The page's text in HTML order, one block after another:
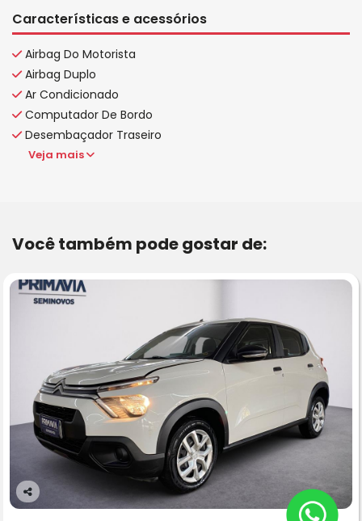
Características e acessórios
Airbag Do Motorista
Airbag Duplo
Ar Condicionado
Computador De Bordo
Desembaçador Traseiro
Veja mais
Você também pode gostar de:
Co